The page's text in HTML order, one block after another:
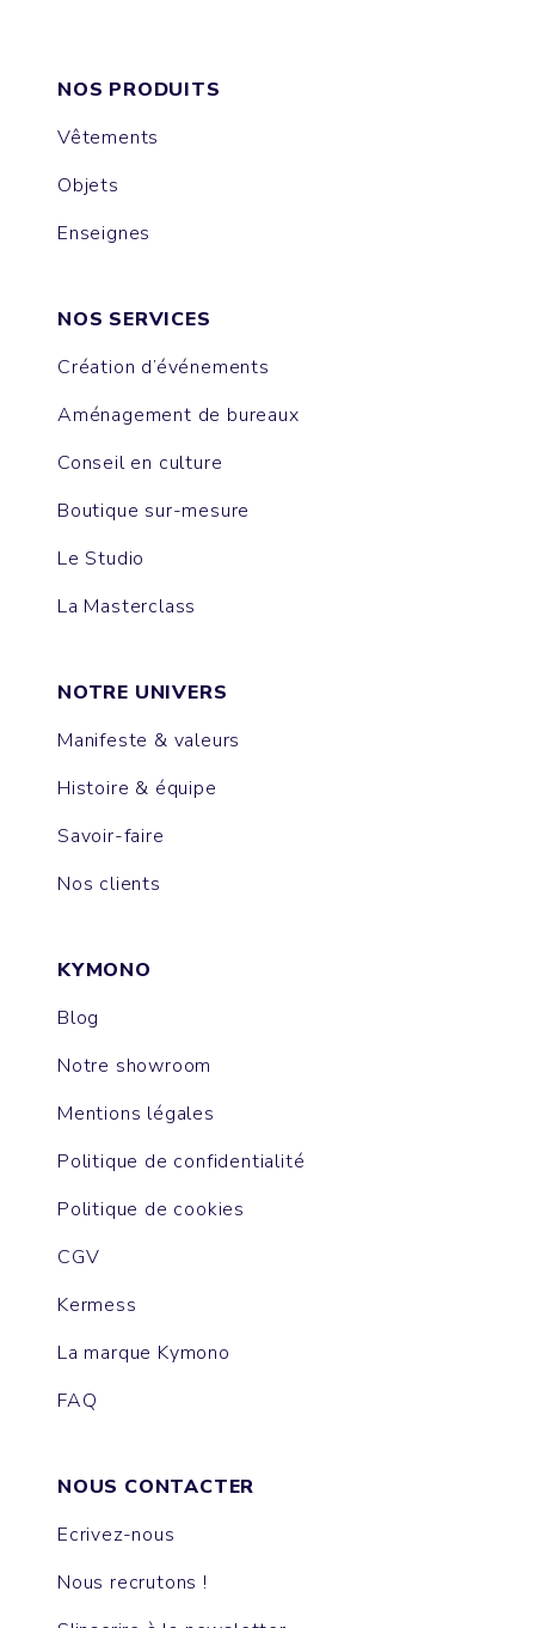
NOS PRODUITS
Vêtements
Objets
Enseignes
NOS SERVICES
Création d’événements
Aménagement de bureaux
Conseil en culture
Boutique sur-mesure
Le Studio
La Masterclass
NOTRE UNIVERS
Manifeste & valeurs
Histoire & équipe
Savoir-faire
Nos clients
KYMONO
Blog
Notre showroom
Mentions légales
Politique de confidentialité
Politique de cookies
CGV
Kermess
La marque Kymono
FAQ
NOUS CONTACTER
Ecrivez-nous
Nous recrutons !